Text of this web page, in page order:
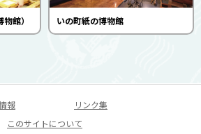
館） いの町紙の博物館
報
リンク集
このサイトについて